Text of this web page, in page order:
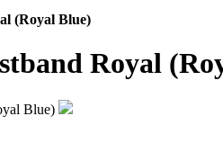
(Royal Blue)
Royal